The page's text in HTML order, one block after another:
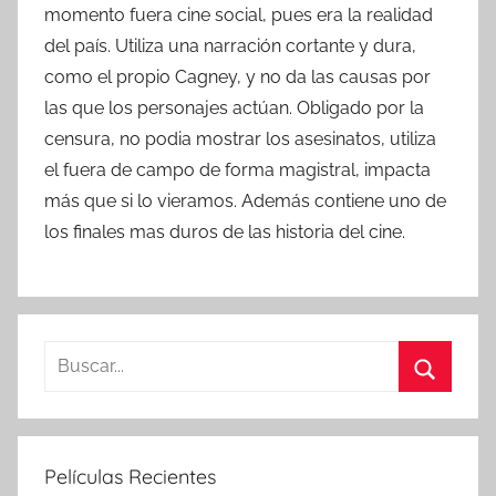
momento fuera cine social, pues era la realidad
del país. Utiliza una narración cortante y dura,
como el propio Cagney, y no da las causas por
las que los personajes actúan. Obligado por la
censura, no podia mostrar los asesinatos, utiliza
el fuera de campo de forma magistral, impacta
más que si lo vieramos. Además contiene uno de
los finales mas duros de las historia del cine.
s
a
u
Películas Recientes